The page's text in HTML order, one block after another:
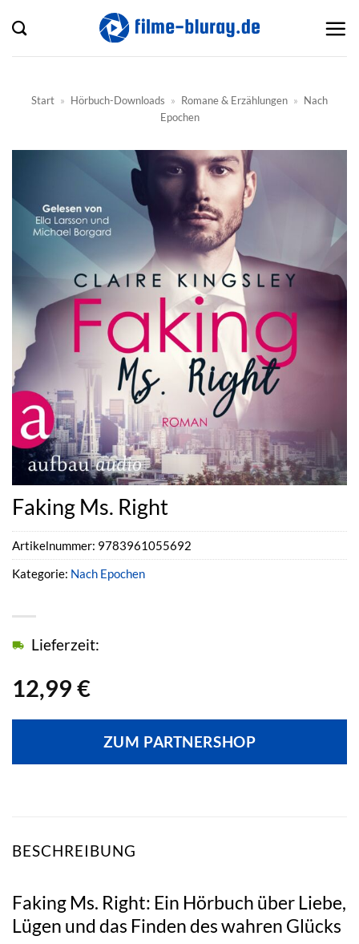
Inhalt
springen
Start » Hörbuch-Downloads » Romane & Erzählungen » Nach
Epochen
Faking Ms. Right
12,99 €
Lieferzeit:
ZUM PARTNERSHOP
Artikelnummer: 9783961055692
Kategorie: Nach Epochen
BESCHREIBUNG
Faking Ms. Right: Ein Hörbuch über Liebe,
Lügen und das Finden des wahren Glücks